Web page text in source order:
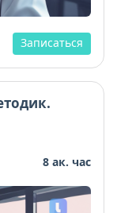
Записаться
8 ак. час